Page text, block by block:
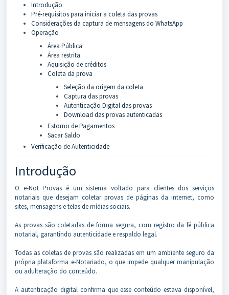
Introdução
Pré-requisitos para iniciar a coleta das provas
Considerações da captura de mensagens do WhatsApp
Operação
Área Pública
Área restrita
Aquisição de créditos
Coleta da prova
Seleção da origem da coleta
Captura das provas
Autenticação Digital das provas
Download das provas autenticadas
Estorno de Pagamentos
Sacar Saldo
Verificação de Autenticidade
Introdução
O e-Not Provas é um sistema voltado para clientes dos serviços
notariais que desejam coletar provas de páginas da internet, como
sites, mensagens e telas de mídias sociais.
As provas são coletadas de forma segura, com registro da fé pública
notarial, garantindo autenticidade e respaldo legal.
Todas as coletas de provas são realizadas em um ambiente seguro da
própria plataforma e-Notariado, o que impede qualquer manipulação
ou adulteração do conteúdo.
A autenticação digital confirma que esse conteúdo estava disponível,